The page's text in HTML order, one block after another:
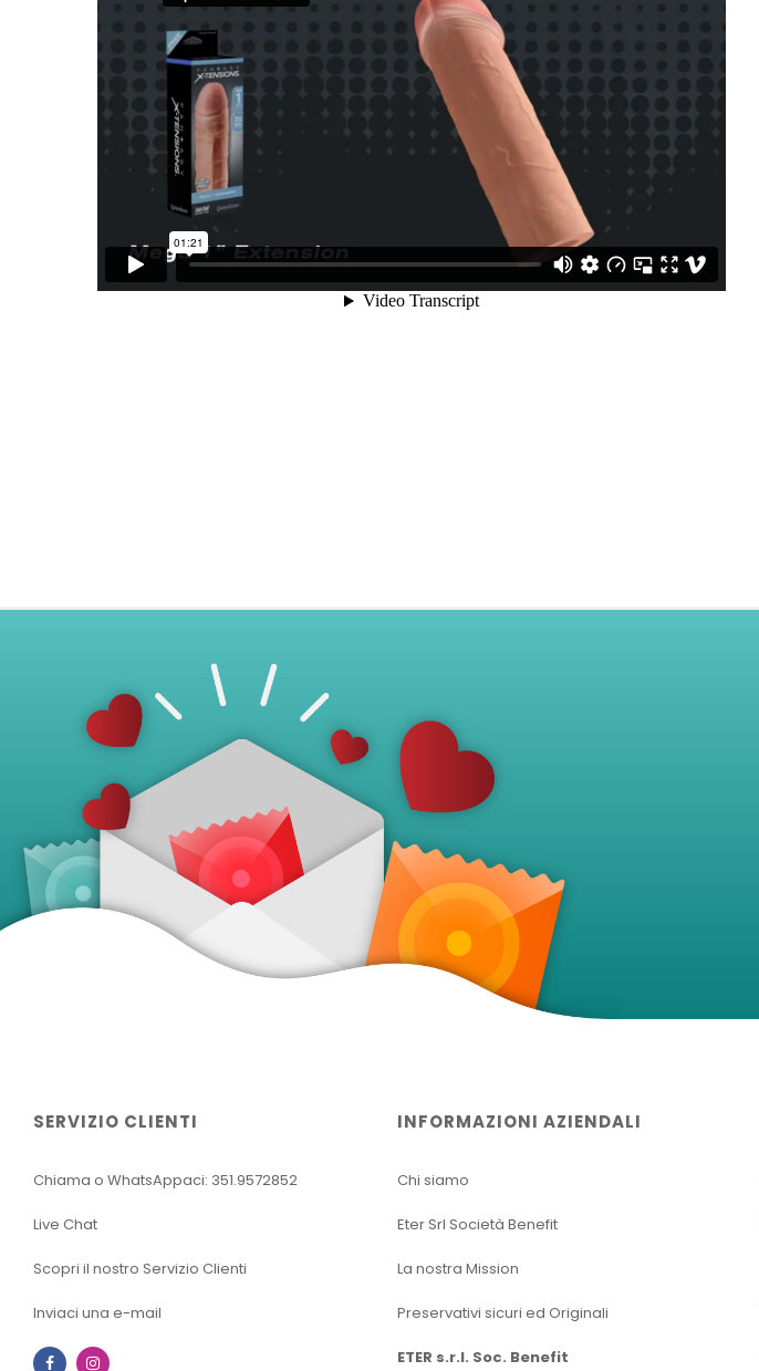
SERVIZIO CLIENTI
Chiama o WhatsAppaci: 351.9572852
Live Chat
Scopri il nostro Servizio Clienti
Inviaci una e-mail
Facebook
INFORMAZIONI AZIENDALI
Chi siamo
Eter Srl Società Benefit
La nostra Mission
Preservativi sicuri ed Originali
ETER s.r.l. Soc. Benefit